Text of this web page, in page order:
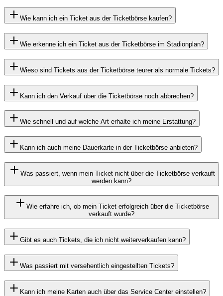
Wie kann ich ein Ticket aus der Ticketbörse kaufen?
Wie erkenne ich ein Ticket aus der Ticketbörse im Stadionplan?
Wieso sind Tickets aus der Ticketbörse teurer als normale Tickets?
Kann ich den Verkauf über die Ticketbörse noch abbrechen?
Wie schnell und auf welche Art erhalte ich meine Erstattung?
Kann ich auch meine Dauerkarte in der Ticketbörse anbieten?
Was passiert, wenn mein Ticket nicht über die Ticketbörse verkauft
werden kann?
Wie erfahre ich, ob mein Ticket erfolgreich über die Ticketbörse
verkauft wurde?
Gibt es auch Tickets, die ich nicht weiterverkaufen kann?
Was passiert mit versehentlich eingestellten Tickets?
Kann ich meine Karten auch über das Service Center einstellen?